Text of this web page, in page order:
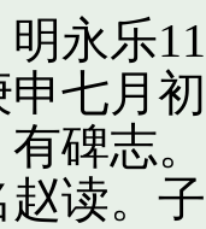
永乐
申七月
碑志
读。